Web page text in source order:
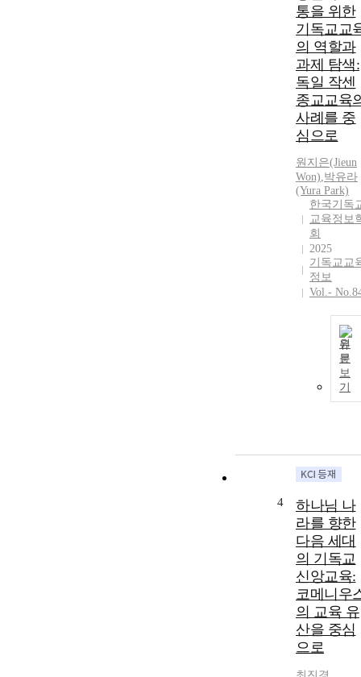
통을 위한
기독교교
의 역할과
과제 탐색:
독일 작센
종교교육
사례를 중
심으로
원지은(Jieun
Won),박유라
(Yura Park)
한국기독
교육정보
회
2025
기독교교
정보
Vol.-
원
문
보
기
4
하나님 나
라를 향한
다음 세대
의 기독교
신앙교육:
코메니우
의 교육 유
산을 중심
으로